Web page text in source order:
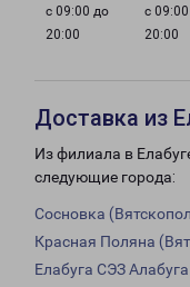
с 09:00 до
20:00
с
20:00
Доставка из
Из филиала в
следующие города:
Сосновка
Красная Поляна
Елабуга СЭЗ